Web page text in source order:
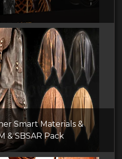
Smart Materials &
& SBSAR Pack